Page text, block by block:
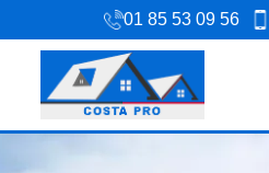
01 85 53 09 56